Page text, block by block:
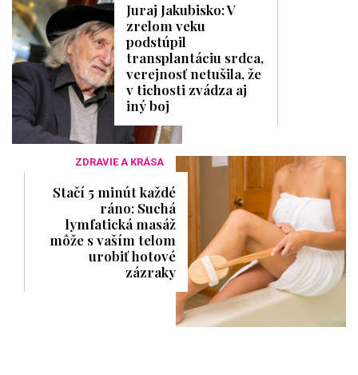
Juraj Jakubisko: V
zrelom veku
podstúpil
transplantáciu srdca,
verejnosť netušila, že
v tichosti zvádza aj
iný boj
ZDRAVIE A KRÁSA
Stačí 5 minút každé
ráno: Suchá
lymfatická masáž
môže s vaším telom
urobiť hotové
zázraky